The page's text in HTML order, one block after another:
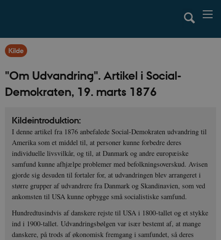
Kilde
"Om Udvandring". Artikel i Social-
Demokraten, 19. marts 1876
Kildeintroduktion:
I denne artikel fra 1876 anbefalede Social-Demokraten udvandring til
Amerika som et middel til, at personer kunne forbedre deres
individuelle livsvilkår, og til, at Danmark og andre europæiske
samfund kunne afhjælpe problemer med befolkningsoverskud. Avisen
gjorde sig desuden til fortaler for, at udvandringen blev arrangeret i
større grupper af udvandrere fra Danmark og Skandinavien, som ved
ankomsten til USA kunne opbygge små socialistiske samfund.
Hundredtusindvis af danskere rejste til USA i 1800-tallet og et stykke
ind i 1900-tallet. Udvandringsbølgen var især bestemt af, at mange
danskere, på trods af økonomisk fremgang i samfundet, så deres